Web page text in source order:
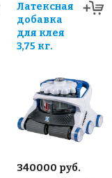
Латексная
добавка
для клея
3,75 кг.
340000 руб.